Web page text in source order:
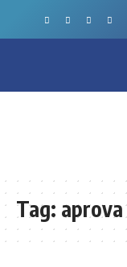
Tag: aprova